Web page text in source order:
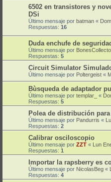
6502 en transistores y
DSi
Último mensaje por batman «
Respuestas: 16
Duda enchufe de
Último mensaje por
Respuestas: 5
Circuit Simulator
Último mensaje por Poltergeist «
Bùsqueda de adaptador
Último mensaje por templar_ «
Respuestas: 5
Polea de distribución
Último mensaje por Pandurris «
Respuestas: 2
Calibrar osciloscopio
Último mensaje por ZZT « Lun
Respuestas: 1
Importar la rapsberry es
Último mensaje por NicolasBeg «
Respuestas: 4